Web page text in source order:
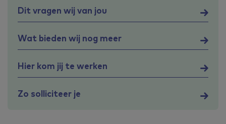
Dit vragen wij van jou
Wat bieden wij nog meer
Hier kom jij te werken
Zo solliciteer je